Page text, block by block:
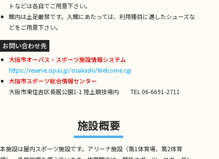
トなどは各自でご用意下さい。
館内は土足厳禁です。入館にあたっては、利用種目に適したシューズな
どをご用意下さい。
お問い合わせ先
大阪市オーパス・スポーツ施設情報システム
https://reserve.opas.jp/osakashi/Welcome.cgi
大阪市スポーツ総合情報センター
大阪市東住吉区長居公園1-1 陸上競技場内 TEL 06-6691-2711
施設概要
本施設は屋内スポーツ施設です。アリーナ施設（第1体育場、第2体育